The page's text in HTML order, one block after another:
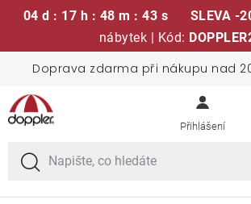
04 d : 17 h : 48 m : 42 s SLEVA -
nábytek | Kód:
obsah
Doprava zdarma při nákupu nad
Sedací soupravy
Slunečníky
Křesla a židle